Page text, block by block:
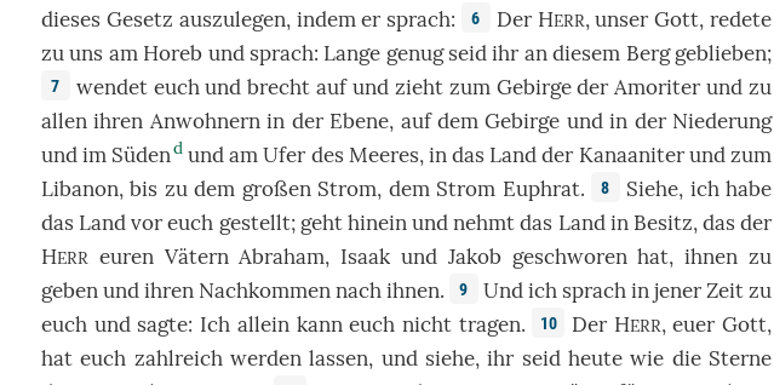
dieses Gesetz auszulegen, indem er sprach: 6 Der HERR, unserGott,redete
zuuns am Horeb und sprach: Lange genug seid ihr andiesem Berg geblieben;
7 wendeteuch undbrecht aufund ziehtzum GebirgederAmoriter undzu
allen ihren Anwohnernin der Ebene, auf demGebirge und in der Niederung
und im Südendund amUfer desMeeres, in das Landder Kanaaniterund zum
Libanon,bis zu dem großen Strom, dem Strom Euphrat. 8 Siehe, ich habe
das Landvoreuch gestellt; gehthineinundnehmtdas Land in Besitz,dasder
HERR euren Vätern Abraham, Isaak und Jakob geschworenhat, ihnen zu
gebenund ihren Nachkommennachihnen. 9 Undich sprachinjenerZeitzu
euch und sagte: Ich allein kanneuch nicht tragen. 10 Der HERR, euerGott,
hat euch zahlreichwerden lassen, und siehe, ihr seidheute wie die Sterne